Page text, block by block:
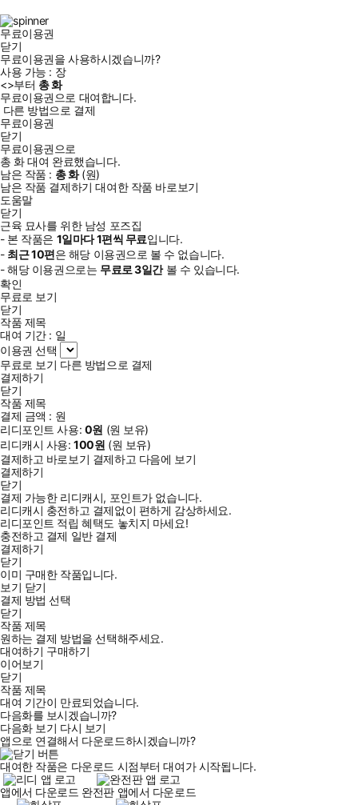
무료이용권
닫기
무료이용권을 사용하시겠습니까?
사용 가능 : 장
<>부터 총화
무료이용권으로 대여합니다.
다른 방법으로 결제
무료이용권
닫기
무료이용권으로
총 화대여 완료했습니다.
남은 작품 : 총화(원)
남은 작품 결제하기 대여한 작품 바로보기
도움말
닫기
근육 묘사를 위한 남성 포즈집
- 본 작품은 1일마다1편씩 무료입니다.
- 최근10편은 해당 이용권으로 볼 수 없습니다.
- 해당 이용권으로는 무료로3일간볼 수 있습니다.
확인
무료로 보기
닫기
작품 제목
대여 기간 : 일
이용권 선택
무료로 보기 다른 방법으로 결제
결제하기
닫기
작품 제목
결제 금액 : 원
리디포인트 사용: 0원 (원 보유)
리디캐시 사용:100원 (원 보유)
결제하고 바로보기 결제하고 다음에 보기
결제하기
닫기
결제 가능한 리디캐시, 포인트가 없습니다.
리디캐시 충전하고 결제없이 편하게 감상하세요.
리디포인트 적립 혜택도 놓치지 마세요!
충전하고 결제 일반 결제
결제하기
닫기
이미 구매한 작품입니다.
보기 닫기
결제 방법 선택
닫기
작품 제목
원하는 결제 방법을 선택해주세요.
대여하기 구매하기
이어보기
닫기
작품 제목
대여 기간이 만료되었습니다.
다음화를 보시겠습니까?
다음화 보기 다시 보기
앱으로 연결해서 다운로드하시겠습니까?
대여한 작품은 다운로드 시점부터 대여가 시작됩니다.
앱에서 다운로드 완전판 앱에서 다운로드